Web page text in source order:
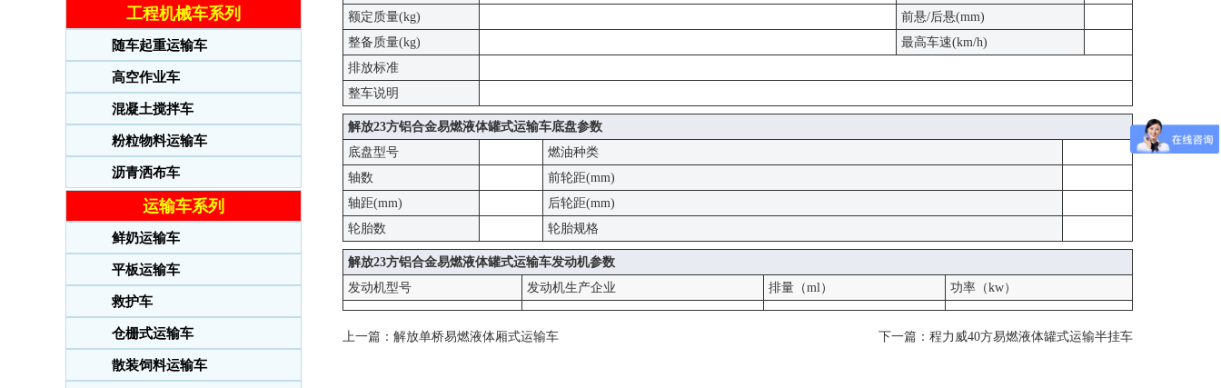
工程机械车系列
随车起重运输车
高空作业车
混凝土搅拌车
粉粒物料运输车
沥青洒布车
运输车系列
鲜奶运输车
平板运输车
救护车
仓栅式运输车
散装饲料运输车
额定质量(kg)
前悬/后悬(mm)
整备质量(kg)
最高车速(km/h)
排放标准
整车说明
解放23方铝合金易燃液体罐式运输车底盘参数
底盘型号
燃油种类
轴数
前轮距(mm)
轴距(mm)
后轮距(mm)
轮胎数
轮胎规格
解放23方铝合金易燃液体罐式运输车发动机参数
发动机型号
发动机生产企业 排量（ml） 功率（kw）
上一篇： 解放单桥易燃液体厢式运输车 下一篇： 程力威40方易燃液体罐式运输半挂车